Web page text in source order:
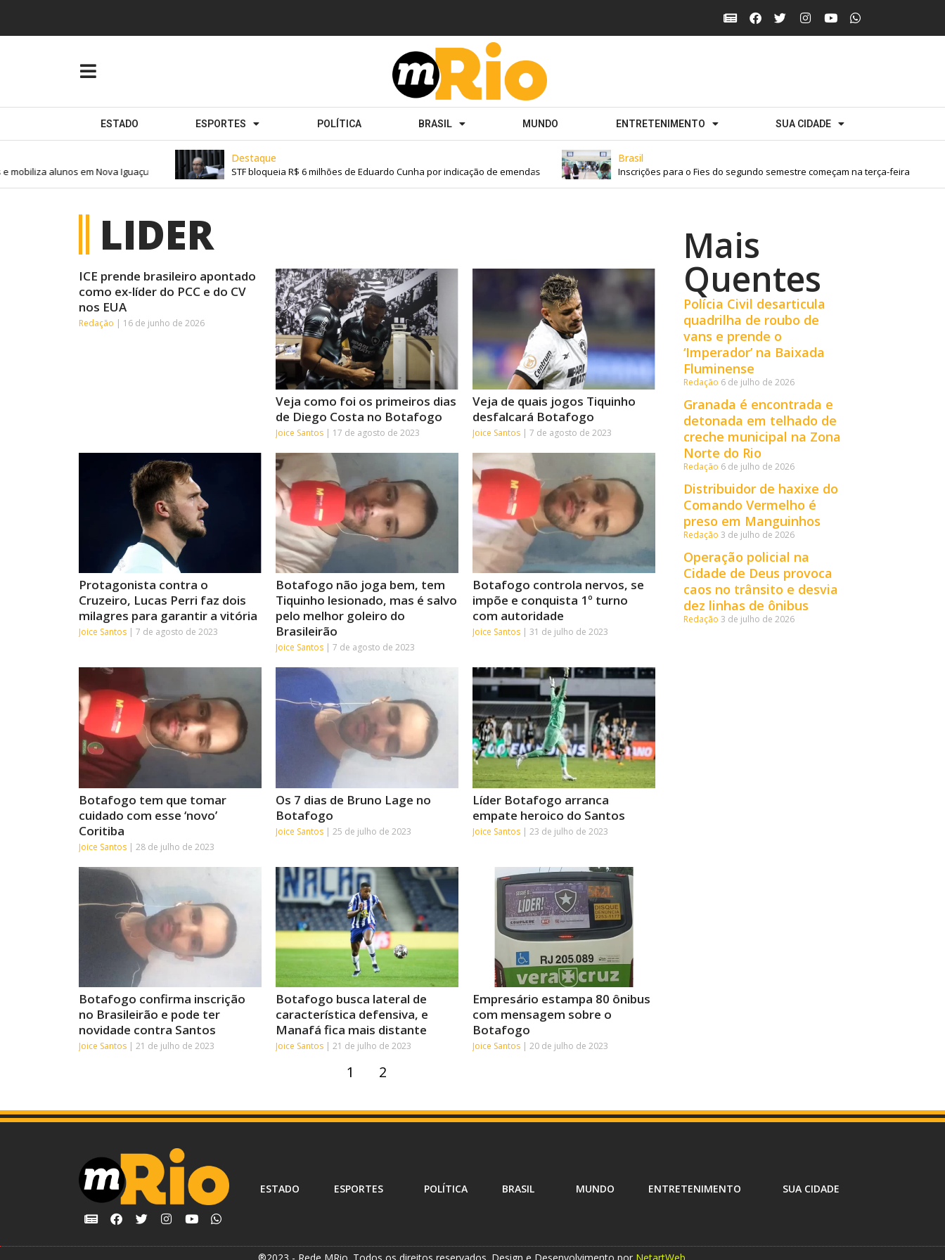
ESTADO ESPORTES POLÍTICA BRASIL MUNDO ENTRETENIMENTO SUA CIDADE
Destaque
STF bloqueia R$ 6 milhões de Eduardo Cunha por indicação de emendas
Brasil
Inscrições para o Fies do segundo semestre começam na terça-feira
alunos em Nova Iguaçu
LIDER
ICE prende brasileiro apontado
como ex-líder do PCC e do CV
nos EUA
Redação 16 de junho de 2026
Veja como foi os primeiros dias
de Diego Costa no Botafogo
Joice Santos 17 de agosto de 2023
Veja de quais jogos Tiquinho
desfalcará Botafogo
Joice Santos 7 de agosto de 2023
Protagonista contra o
Cruzeiro, Lucas Perri faz dois
milagres para garantir a vitória
Joice Santos 7 de agosto de 2023
Botafogo não joga bem, tem
Tiquinho lesionado, mas é salvo
pelo melhor goleiro do
Brasileirão
Joice Santos 7 de agosto de 2023
Botafogo controla nervos, se
impõe e conquista 1º turno
com autoridade
Joice Santos 31 de julho de 2023
Botafogo tem que tomar
cuidado com esse ‘novo’
Coritiba
Joice Santos 28 de julho de 2023
Os 7 dias de Bruno Lage no
Botafogo
Joice Santos 25 de julho de 2023
Líder Botafogo arranca
empate heroico do Santos
Joice Santos 23 de julho de 2023
Botafogo confirma inscrição
no Brasileirão e pode ter
novidade contra Santos
Joice Santos 21 de julho de 2023
Botafogo busca lateral de
característica defensiva, e
Manafá fica mais distante
Joice Santos 21 de julho de 2023
Empresário estampa 80 ônibus
com mensagem sobre o
Botafogo
Joice Santos 20 de julho de 2023
1 2
Mais
Quentes
Polícia Civil desarticula
quadrilha de roubo de
vans e prende o
‘Imperador’ na Baixada
Fluminense
Redação 6 de julho de 2026
Granada é encontrada e
detonada em telhado de
creche municipal na Zona
Norte do Rio
Redação 6 de julho de 2026
Distribuidor de haxixe do
Comando Vermelho é
preso em Manguinhos
Redação 3 de julho de 2026
Operação policial na
Cidade de Deus provoca
caos no trânsito e desvia
dez linhas de ônibus
Redação 3 de julho de 2026
ESTADO ESPORTES POLÍTICA BRASIL MUNDO ENTRETENIMENTO SUA CIDADE